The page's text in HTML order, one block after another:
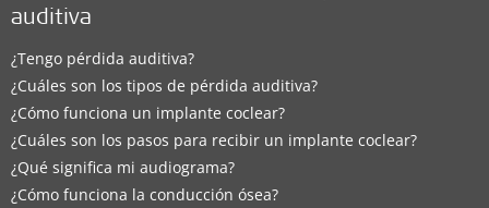
auditiva
¿Tengo pérdida auditiva?
¿Cuáles son los tipos de pérdida auditiva?
¿Cómo funciona un implante coclear?
¿Cuáles son los pasos para recibir un implante coclear?
¿Qué significa mi audiograma?
¿Cómo funciona la conducción ósea?